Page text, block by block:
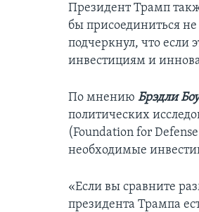
Президент Трамп
бы присоединиться не
подчеркнул, что если
инвестициям и
По мнениюБрэдли
политических
(Foundation for
необходимые
«Если вы сравните
президента Трампа